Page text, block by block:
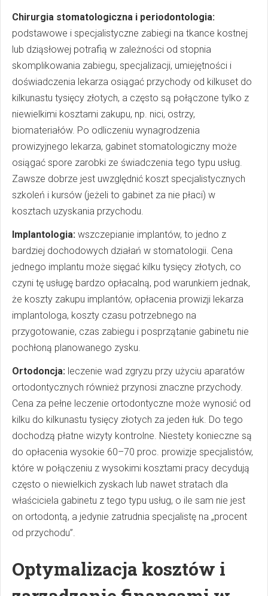
Chirurgia stomatologiczna i periodontologia:
podstawowe i specjalistyczne zabiegi na tkance kostnej
lub dziąsłowej potrafią w zależności od stopnia
skomplikowania zabiegu, specjalizacji, umiejętności i
doświadczenia lekarza osiągać przychody od kilkuset do
kilkunastu tysięcy złotych, a często są połączone tylko z
niewielkimi kosztami zakupu, np. nici, ostrzy,
biomateriałów. Po odliczeniu wynagrodzenia
prowizyjnego lekarza, gabinet stomatologiczny może
osiągać spore zarobki ze świadczenia tego typu usług.
Zawsze dobrze jest uwzględnić koszt specjalistycznych
szkoleń i kursów (jeżeli to gabinet za nie płaci) w
kosztach uzyskania przychodu.
Implantologia: wszczepianie implantów, to jedno z
bardziej dochodowych działań w stomatologii. Cena
jednego implantu może sięgać kilku tysięcy złotych, co
czyni tę usługę bardzo opłacalną, pod warunkiem jednak,
że koszty zakupu implantów, opłacenia prowizji lekarza
implantologa, koszty czasu potrzebnego na
przygotowanie, czas zabiegu i posprzątanie gabinetu nie
pochłoną planowanego zysku.
Ortodoncja: leczenie wad zgryzu przy użyciu aparatów
ortodontycznych również przynosi znaczne przychody.
Cena za pełne leczenie ortodontyczne może wynosić od
kilku do kilkunastu tysięcy złotych za jeden łuk. Do tego
dochodzą płatne wizyty kontrolne. Niestety konieczne są
do opłacenia wysokie 60–70 proc. prowizje specjalistów,
które w połączeniu z wysokimi kosztami pracy decydują
często o niewielkich zyskach lub nawet stratach dla
właściciela gabinetu z tego typu usług, o ile sam nie jest
on ortodontą, a jedynie zatrudnia specjalistę na „procent
od przychodu”.
Optymalizacja kosztów i